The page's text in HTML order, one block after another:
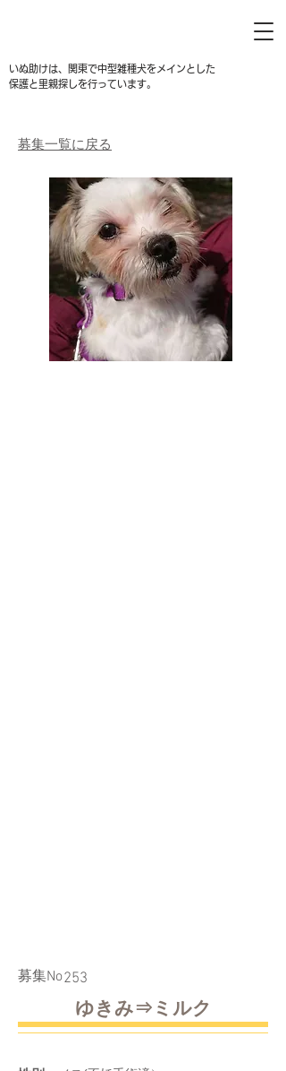
いぬ助けは、関東で中型雑種犬をメインとした
保護と里親探しを行っています。
募集一覧に戻る
​募集No253
ゆきみ⇒ミルク